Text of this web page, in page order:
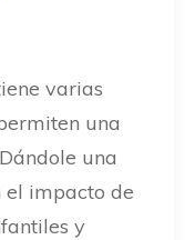
varias
una
una
el impacto de
y